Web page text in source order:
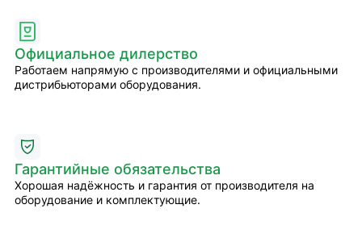
Официальное дилерство
Работаем напрямую с производителями и официальными
дистрибьюторами оборудования.
Гарантийные обязательства
Хорошая надёжность и гарантия от производителя на
оборудование и комплектующие.